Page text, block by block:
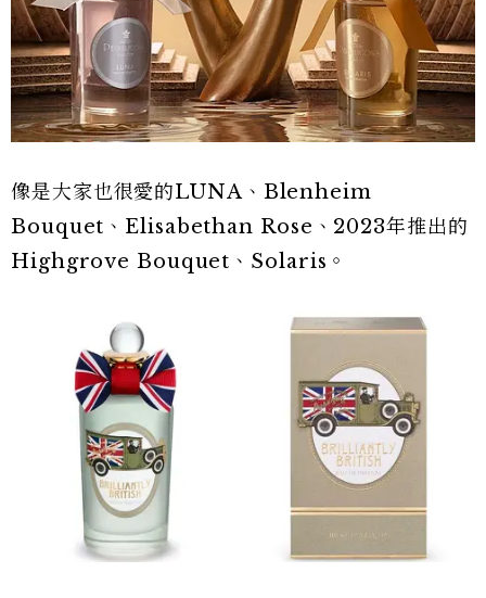
像是大家也很愛的LUNA、Blenheim
Bouquet、Elisabethan Rose、2023年推出的
Highgrove Bouquet、Solaris。